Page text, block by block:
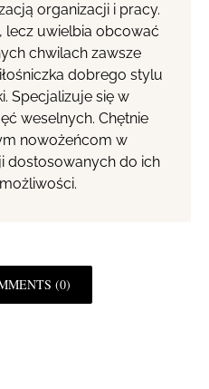
organizacji i pracy.
lecz uwielbia obcować
chwilach zawsze
dobrego stylu
Specjalizuje się w
weselnych. Chętnie
nowożeńcom w
dostosowanych do ich
(0)